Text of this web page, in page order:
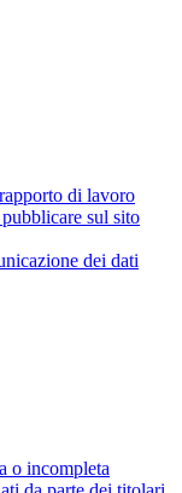
di lavoro
sul sito
dei dati
o incompleta